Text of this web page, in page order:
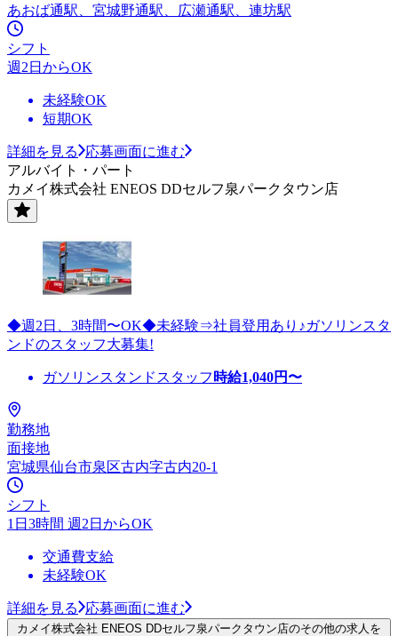
あおば通駅、宮城野通駅、広瀬通駅、連坊駅
シフト
週2日からOK
未経験OK
短期OK
詳細を見る
応募画面に進む
アルバイト・パート
カメイ株式会社 ENEOS DDセルフ泉パークタウン店
◆週2日、3時間〜OK◆未経験⇒社員登用あり♪ガソリンスタ
ンドのスタッフ大募集!
ガソリンスタンドスタッフ 時給1,040円〜
勤務地
面接地
宮城県仙台市泉区古内字古内20-1
シフト
1日3時間 週2日からOK
交通費支給
未経験OK
詳細を見る 応募画面に進む
カメイ株式会社 ENEOS DDセルフ泉パークタウン店のその他の求人を